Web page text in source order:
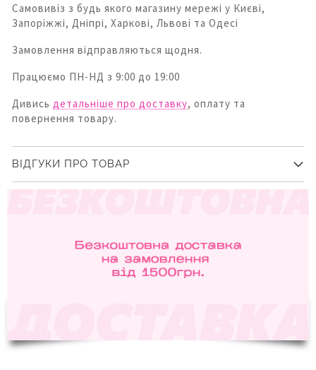
Самовивіз з будь якого магазину мережі у Києві,
Запоріжжі, Дніпрі, Харкові, Львові та Одесі
Замовлення відправляються щодня.
Працюємо ПН-НД з 9:00 до 19:00
Дивись детальніше про доставку, оплату та
повернення товару.
ВІДГУКИ ПРО ТОВАР